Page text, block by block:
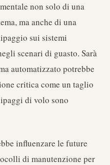
non solo di una
ma anche di una
sui sistemi
scenari di guasto. Sarà
automatizzato potrebbe
critica come un taglio
di volo sono
influenzare le future
di manutenzione per